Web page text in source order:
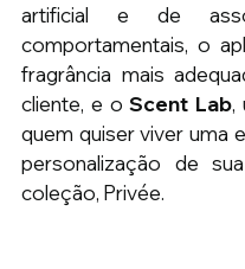
artificial e de
comportamentais, o
fragrância mais
cliente, e o Scent Lab,
quem quiser viver uma
personalização de
coleção, Privée.